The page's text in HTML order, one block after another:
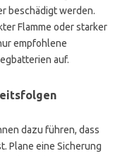
beschädigt werden.
Flamme oder starker
empfohlene
auf.
dazu führen, dass
Plane eine Sicherung